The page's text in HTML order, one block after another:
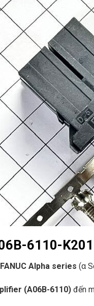
6110-K201
Alpha series (α
(A06B-6110)đến